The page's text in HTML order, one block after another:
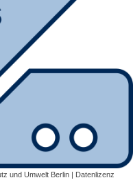
und Umwelt Berlin | Datenlizenz